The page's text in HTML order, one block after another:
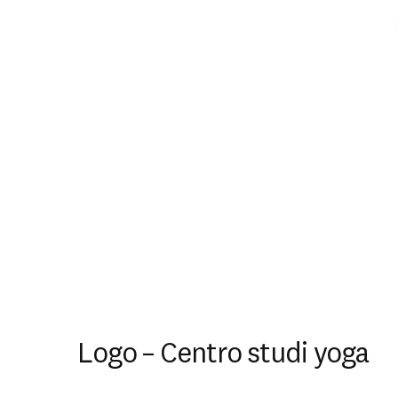
Logo – Centro studi yoga